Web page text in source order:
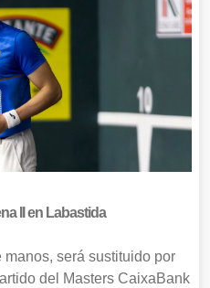
II en Labastida
manos, será sustituido por
del Masters CaixaBank